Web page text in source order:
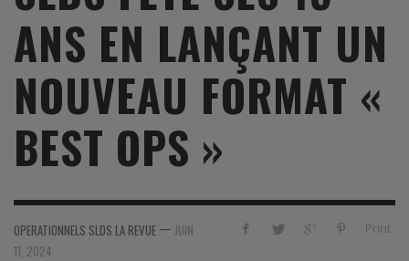
ANS EN LANÇANT UN
NOUVEAU FORMAT «
BEST OPS »
Print
OPERATIONNELS SLDS LA REVUE — JUIN
11, 2024